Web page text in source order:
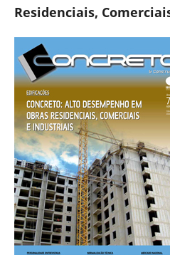
Residenciais,